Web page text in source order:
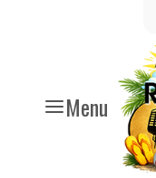
Menu